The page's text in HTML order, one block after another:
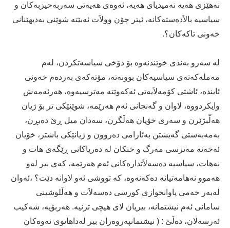
نه‌هێزی‌ هه‌یه‌ نه‌میدیای‌ هه‌یه‌، ئه‌وه‌ی‌ هه‌یه‌تی‌ سه‌ربه‌حیزبه‌كان و
سیاسیه‌ بالاَده‌سته‌كانه‌، ئیتر چۆن وولاَت ئه‌بێته‌ شوێنی‌ به‌دیهێنانی‌
خه‌ونی‌ تاكه‌كان؟.
له‌ سه‌رو به‌ندی‌ خوێندنه‌وه‌ بۆ دۆخی‌ سیاسه‌تكردن، له‌م
مه‌مله‌كه‌ته‌ی‌ سیاسیه‌كان بوونه‌ته‌، مۆته‌كه‌ی‌ به‌رده‌م خه‌ونی‌
ئاینده‌، ئاشتی‌ كۆمه‌لاَیه‌تی‌ ئه‌كه‌وێته‌ مه‌ترسیه‌وه‌، هه‌رئه‌مه‌ش
وایكردووه‌، لاوان و گه‌نجانی‌ ئه‌م هه‌رێمه‌، شوێنێكی‌ تر بۆ ژیان
هه‌لّبژێرن و سه‌ری‌ خۆیان هه‌ڵگرن، سه‌دان میل ڕێ ده‌بڕن،
به‌مه‌به‌ستی‌ گه‌یشتن به‌ئارامی‌ ده‌روون و ژیانێكی‌ باشتر، خۆیان
ئه‌خه‌نه‌ مه‌ترسی‌ مه‌رگ و خنكان له‌ ده‌ریاكانی‌ ڕێگه‌ی‌ هات و
نه‌هات، سیاسیه‌ ده‌سه‌لاَتداره‌كانی‌ ئه‌م هه‌رێمه‌، كه‌ی‌ بیر له‌و
هه‌موو نه‌هامه‌تیانه‌ ده‌كه‌نه‌وه‌، كه‌ تووشی‌ ئه‌و لاوانه‌ دێت؟ ،ئه‌وان
له‌به‌ر خه‌می‌ پاوانخوازی‌ كورسی‌ ده‌سه‌لاَت و هه‌ڵلوشینی‌
سامانی‌ ئه‌م نیشتمانه‌، بیریان لای‌ هیچی‌ ترنیه‌. هه‌ربۆیه‌، شه‌كیب
ئه‌رسه‌لان، ده‌ڵێ‌ : ( نیشتمانپه‌روه‌ران بیر له‌داهاتوی‌ نه‌وه‌كان